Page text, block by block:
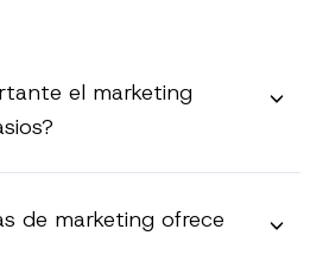
el marketing
de marketing ofrece